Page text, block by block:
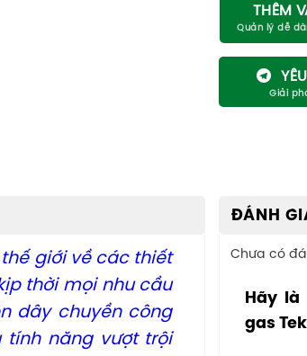
THÊM
giới về các thiết
thời mọi nhu cầu
dây chuyền công
tính năng vượt trội
ĐÁNH
Chưa có
Hãy
gas